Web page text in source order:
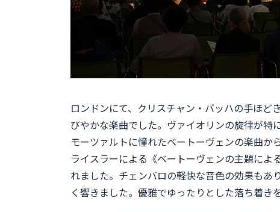
ロンドンにて、クリスチャン・バッハの手ほ
びやかな楽曲でした。ヴァイオリンの旋律が特
モーツァルトに憧れたベートーヴェンの楽曲
ライスラーによる《ベートーヴェンの主題に
れました。チェンバロの軽快な音色の効果もあ
く響きました。優雅でゆったりとした落ち着き